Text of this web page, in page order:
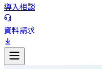
導入相談
資料請求